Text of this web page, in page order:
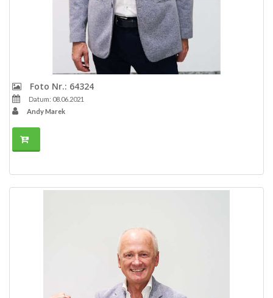
Foto Nr.: 64324
Datum: 08.06.2021
Andy Marek